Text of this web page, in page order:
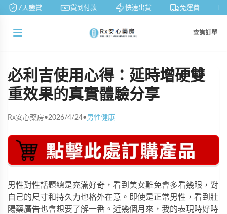
7天鑒賞 貨到付款 快速出貨 免運費
查詢訂單
必利吉使用心得：延時增硬雙
重效果的真實體驗分享
Rx安心藥房•2026/4/24•男性健康
男性對性話題總是充滿好奇，看到美女難免會多看幾眼，對
自己的尺寸和持久力也格外在意。即使是正常男性，看到壯
陽藥廣告也會想要了解一番。近幾個月來，我的表現時好時